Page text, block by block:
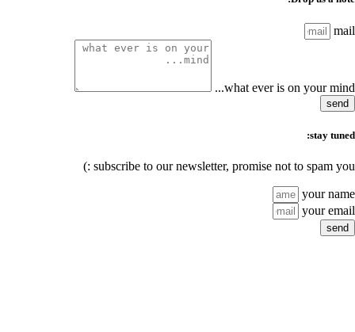
subscribe to our